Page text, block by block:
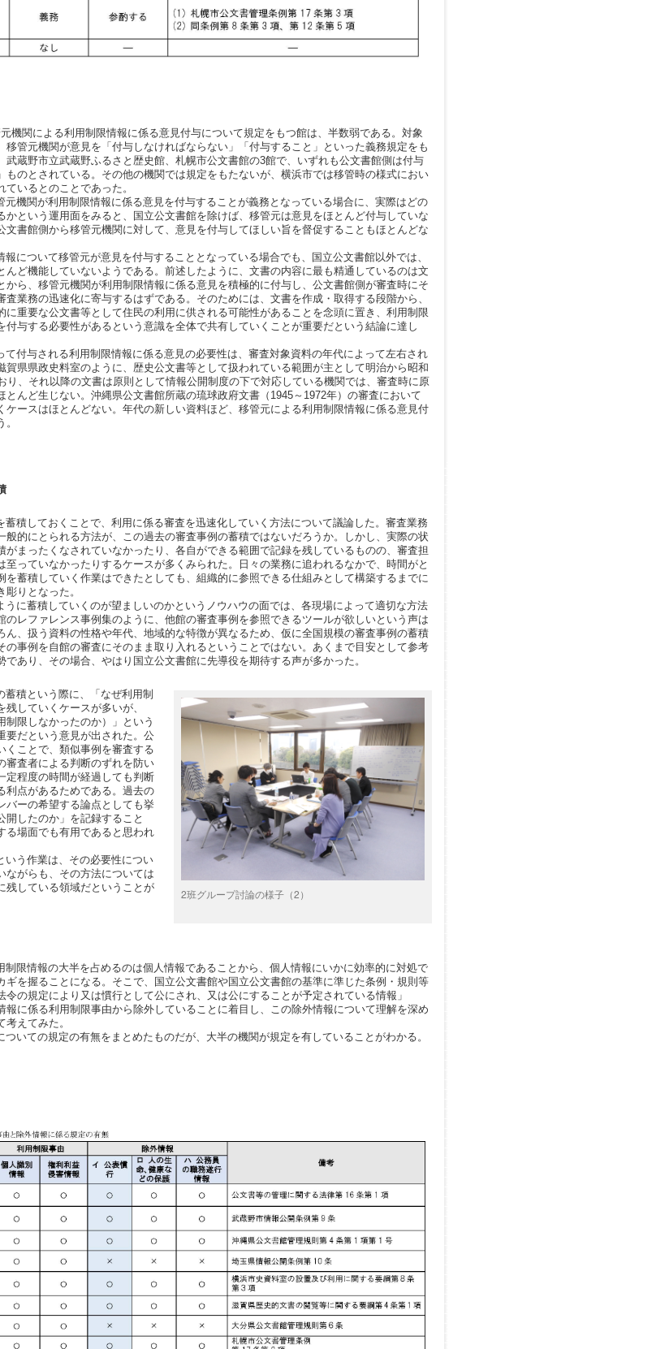
機関による利用制限情報に係る意見付与について規定をもつ館は、半数弱である。対象
移管元機関が意見を「付与しなければならない」「付与すること」といった義務規定をも
武蔵野市立武蔵野ふるさと歴史館、札幌市公文書館の3館で、いずれも公文書館側は付与
ものとされている。その他の機関では規定をもたないが、横浜市では移管時の様式におい
いるとのことであった。
機関が利用制限情報に係る意見を付与することが義務となっている場合に、実際はどの
かという運用面をみると、国立公文書館を除けば、移管元は意見をほとんど付与していな
文書館側から移管元機関に対して、意見を付与してほしい旨を督促することもほとんどな
について移管元が意見を付与することとなっている場合でも、国立公文書館以外では、
んど機能していないようである。前述したように、文書の内容に最も精通しているのは文
から、移管元機関が利用制限情報に係る意見を積極的に付与し、公文書館側が審査時にそ
査業務の迅速化に寄与するはずである。そのためには、文書を作成・取得する段階から、
に重要な公文書等として住民の利用に供される可能性があることを念頭に置き、利用制限
付与する必要性があるという意識を全体で共有していくことが重要だという結論に達し
付与される利用制限情報に係る意見の必要性は、審査対象資料の年代によって左右され
賀県県政史料室のように、歴史公文書等として扱われている範囲が主として明治から昭和
り、それ以降の文書は原則として情報公開制度の下で対応している機関では、審査時に原
とんど生じない。沖縄県公文書館所蔵の琉球政府文書（1945～1972年）の審査において
ケースはほとんどない。年代の新しい資料ほど、移管元による利用制限情報に係る意見付
積しておくことで、利用に係る審査を迅速化していく方法について議論した。審査業務
般的にとられる方法が、この過去の審査事例の蓄積ではないだろうか。しかし、実際の状
がまったくなされていなかったり、各自ができる範囲で記録を残しているものの、審査担
至っていなかったりするケースが多くみられた。日々の業務に追われるなかで、時間がと
を蓄積していく作業はできたとしても、組織的に参照できる仕組みとして構築するまでに
りとなった。
に蓄積していくのが望ましいのかというノウハウの面では、各現場によって適切な方法
のレファレンス事例集のように、他館の審査事例を参照できるツールが欲しいという声は
ん、扱う資料の性格や年代、地域的な特徴が異なるため、仮に全国規模の審査事例の蓄積
の事例を自館の審査にそのまま取り入れるということではない。あくまで目安として参考
であり、その場合、やはり国立公文書館に先導役を期待する声が多かった。
2班グループ討論の様子（2）
積という際に、「なぜ利用制
していくケースが多いが、
制限しなかったのか）」という
要だという意見が出された。公
くことで、類似事例を審査する
審査者による判断のずれを防い
定程度の時間が経過しても判断
利点があるためである。過去の
バーの希望する論点としても挙
開したのか」を記録すること
る場面でも有用であると思われ
う作業は、その必要性につい
ながらも、その方法については
残している領域だということが
限情報の大半を占めるのは個人情報であることから、個人情報にいかに効率的に対処で
ギを握ることになる。そこで、国立公文書館や国立公文書館の基準に準じた条例・規則等
令の規定により又は慣行として公にされ、又は公にすることが予定されている情報」
報に係る利用制限事由から除外していることに着目し、この除外情報について理解を深め
えてみた。
いての規定の有無をまとめたものだが、大半の機関が規定を有していることがわかる。